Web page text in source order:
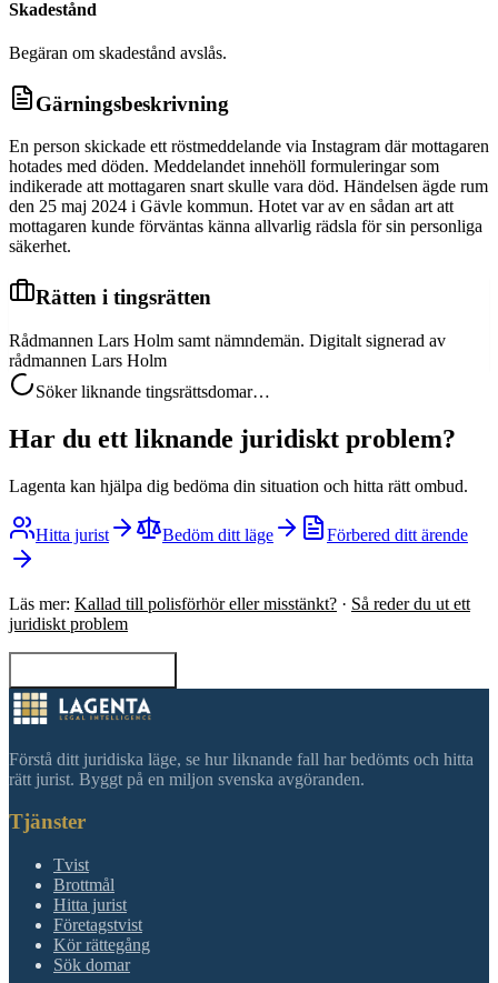
Skadestånd
Begäran om skadestånd avslås.
Gärningsbeskrivning
En person skickade ett röstmeddelande via Instagram där mottagaren
hotades med döden. Meddelandet innehöll formuleringar som
indikerade att mottagaren snart skulle vara död. Händelsen ägde rum
den 25 maj 2024 i Gävle kommun. Hotet var av en sådan art att
mottagaren kunde förväntas känna allvarlig rädsla för sin personliga
säkerhet.
Rätten i tingsrätten
Rådmannen Lars Holm samt nämndemän. Digitalt signerad av
rådmannen Lars Holm
Söker liknande tingsrättsdomar…
Har du ett liknande juridiskt problem?
Lagenta kan hjälpa dig bedöma din situation och hitta rätt ombud.
Hitta jurist Bedöm ditt läge Förbered ditt ärende
Läs mer: Kallad till polisförhör eller misstänkt? · Så reder du ut ett
juridiskt problem
Förstå ditt juridiska läge, se hur liknande fall har bedömts och hitta
rätt jurist. Byggt på en miljon svenska avgöranden.
Tjänster
Tvist
Brottmål
Hitta jurist
Företagstvist
Kör rättegång
Sök domar